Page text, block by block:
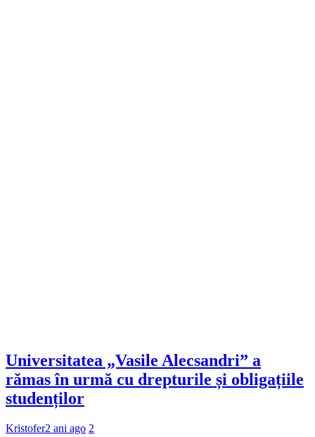
Universitatea „Vasile Alecsandri” a
rămas în urmă cu drepturile și obligațiile
studenților
Kristofer2 ani ago 2